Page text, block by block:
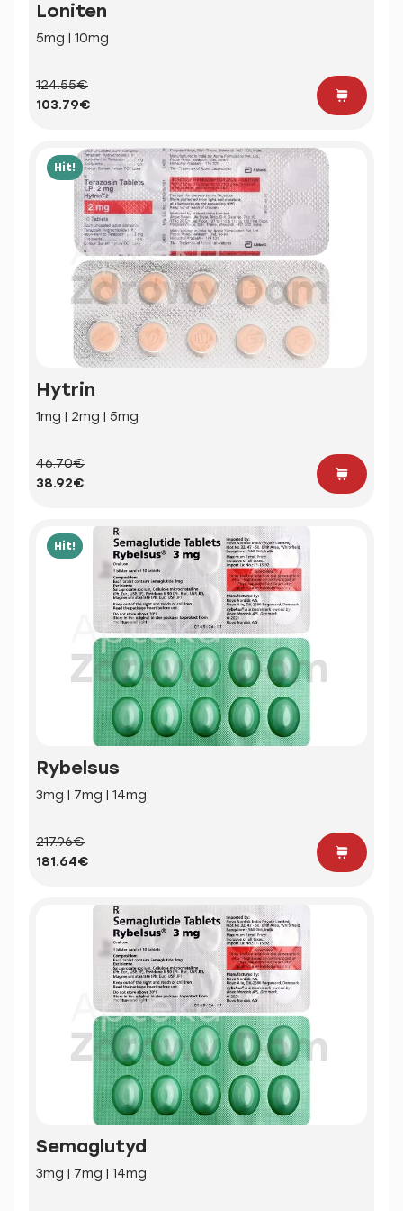
Loniten
5mg | 10mg
124.55€
103.79€
Hit!
Hytrin
1mg | 2mg | 5mg
46.70€
38.92€
Hit!
Rybelsus
3mg | 7mg | 14mg
217.96€
181.64€
Semaglutyd
3mg | 7mg | 14mg